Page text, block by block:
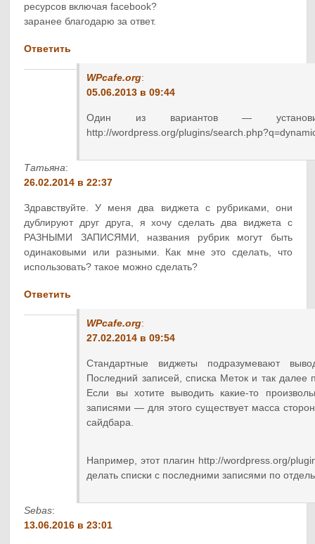
ресурсов включая facebook?
заранее благодарю за ответ.
Ответить
WPcafe.org:
05.06.2013 в 09:44
Один из вариантов —
http://wordpress.org/plugins/
Татьяна:
26.02.2014 в 22:37
Здравствуйте. У меня два виджета с рубриками, они
дублируют друг друга, я хочу сделать два виджета с
РАЗНЫМИ ЗАПИСЯМИ, названия рубрик могут быть
одинаковыми или разными. Как мне это сделать, что
использовать? такое можно сделать?
Ответить
WPcafe.org:
27.02.2014 в 09:54
Стандартные виджеты подразумевают
Последний записей, списка Меток и так далее
Если вы хотите выводить какие-то
записями — для этого существует масса
сайдбара.
Например, этот плагин http://wordpress.org/
делать списки с последними записями по
Sebas:
13.06.2016 в 23:01